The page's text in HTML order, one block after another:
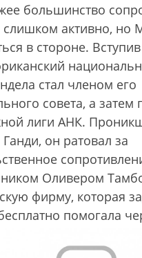
большинство
слишком активно, но
в стороне.
стал членом его
совета, а затем
лиги АНК.
он ратовал за
Оливером
фирму, которая
помогала